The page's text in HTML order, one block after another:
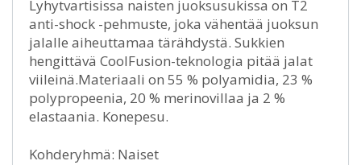
Lyhytvartisissa naisten juoksusukissa on T2
anti-shock -pehmuste, joka vähentää juoksun
jalalle aiheuttamaa tärähdystä. Sukkien
hengittävä CoolFusion-teknologia pitää jalat
viileinä.Materiaali on 55 % polyamidia, 23 %
polypropeenia, 20 % merinovillaa ja 2 %
elastaania. Konepesu.
Kohderyhmä: Naiset